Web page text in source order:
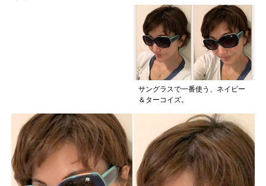
サングラスで一番使う、ネイビー
＆ターコイズ。